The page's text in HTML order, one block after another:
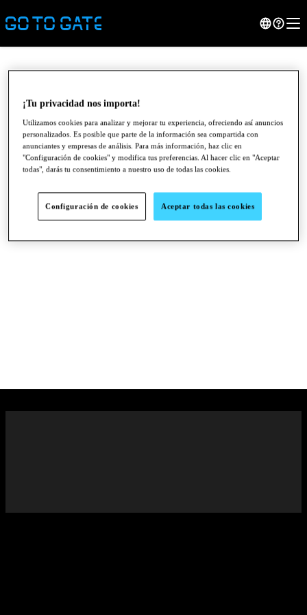
●●●
¡Tu privacidad nos importa!
Utilizamos cookies para analizar y mejorar tu experiencia, ofreciendo así anuncios
personalizados. Es posible que parte de la información sea compartida con
anunciantes y empresas de análisis. Para más información, haz clic en
"Configuración de cookies" y modifica tus preferencias. Al hacer clic en "Aceptar
todas", darás tu consentimiento a nuestro uso de todas las cookies.
Configuración de cookies Aceptar todas las cookies